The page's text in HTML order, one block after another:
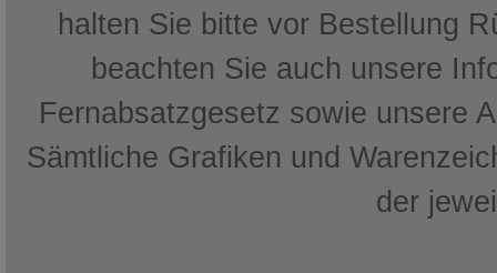
halten Sie bitte vor Bestellung
beachten Sie auch unsere
Fernabsatzgesetz sowie unsere
Sämtliche Grafiken und
der